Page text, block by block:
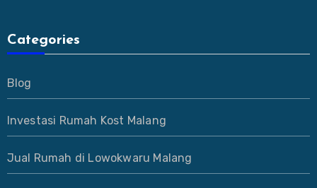
Categories
Blog
Investasi Rumah Kost Malang
Jual Rumah di Lowokwaru Malang